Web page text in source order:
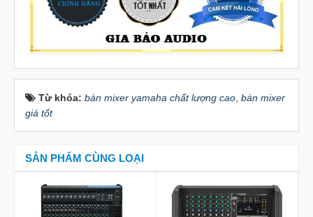
Từ khóa: bàn mixer yamaha chất lượng cao bàn mixer
giá tốt
SẢN PHẨM CÙNG LOẠI